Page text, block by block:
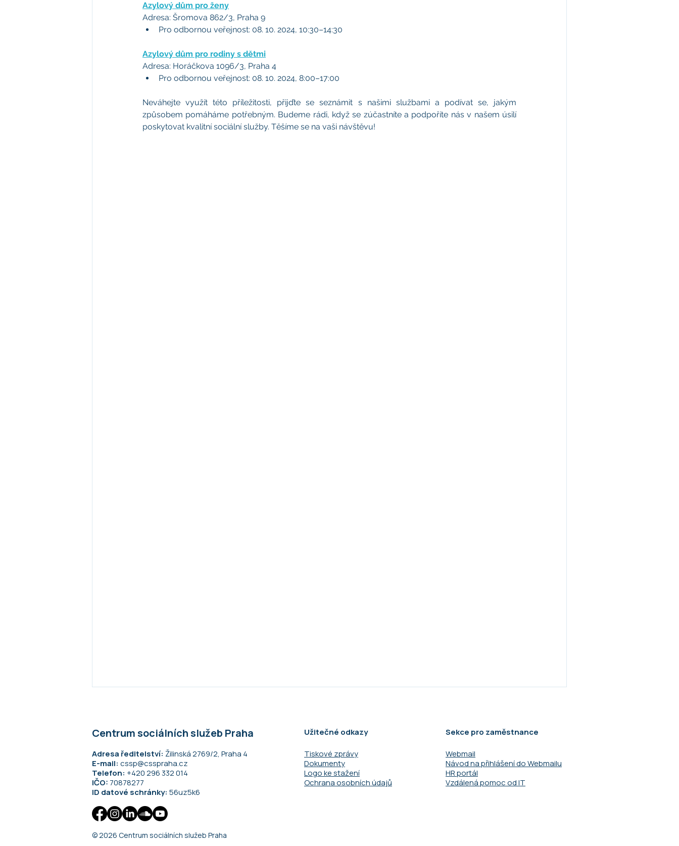
Azylový dům pro ženy
Adresa: Šromova 862/3, Praha 9
Pro odbornou veřejnost: 08. 10. 2024, 10:30–14:30
Azylový dům pro rodiny s dětmi
Adresa: Horáčkova 1096/3, Praha 4
Pro odbornou veřejnost: 08. 10. 2024, 8:00–17:00
Neváhejte využít této příležitosti, přijďte se seznámit s našimi službami a podívat se, jakým
způsobem pomáháme potřebným. Budeme rádi, když se zúčastníte a podpoříte nás v našem úsilí
poskytovat kvalitní sociální služby. Těšíme se na vaši návštěvu!
Centrum sociálních služeb Praha
Adresa ředitelství: Žilinská 2769/2, Praha 4​
E-mail: cssp@csspraha.cz
Telefon: +420 296 332 014
IČO: 70878277
ID datové schránky: 56uz5k6
Užitečné odkazy
Tiskové zprávy
Dokumenty
Logo ke stažení
Ochrana osobních údajů
Sekce pro zaměstnance
Webmail
Návod na přihlášení do Webmailu
HR portál
Vzdálená pomoc od IT
© 2026 Centrum sociálních služeb Praha